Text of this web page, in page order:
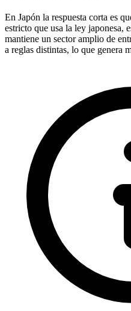
En Japón la respuesta corta es
estricto que usa la ley japonesa,
mantiene un sector amplio de
a reglas distintas, lo que genera